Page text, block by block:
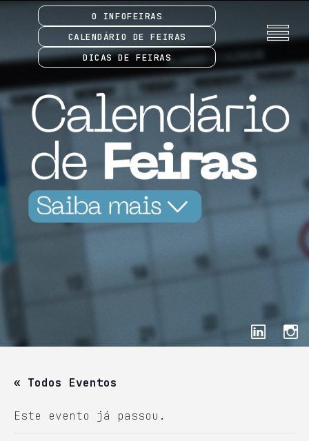
O INFOFEIRAS
CALENDÁRIO DE FEIRAS
DICAS DE FEIRAS
« Todos Eventos
Este evento já passou.